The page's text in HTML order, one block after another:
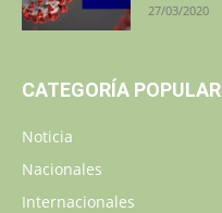
27/03/2020
CATEGORÍA POPULAR
Noticia
Nacionales
Internacionales